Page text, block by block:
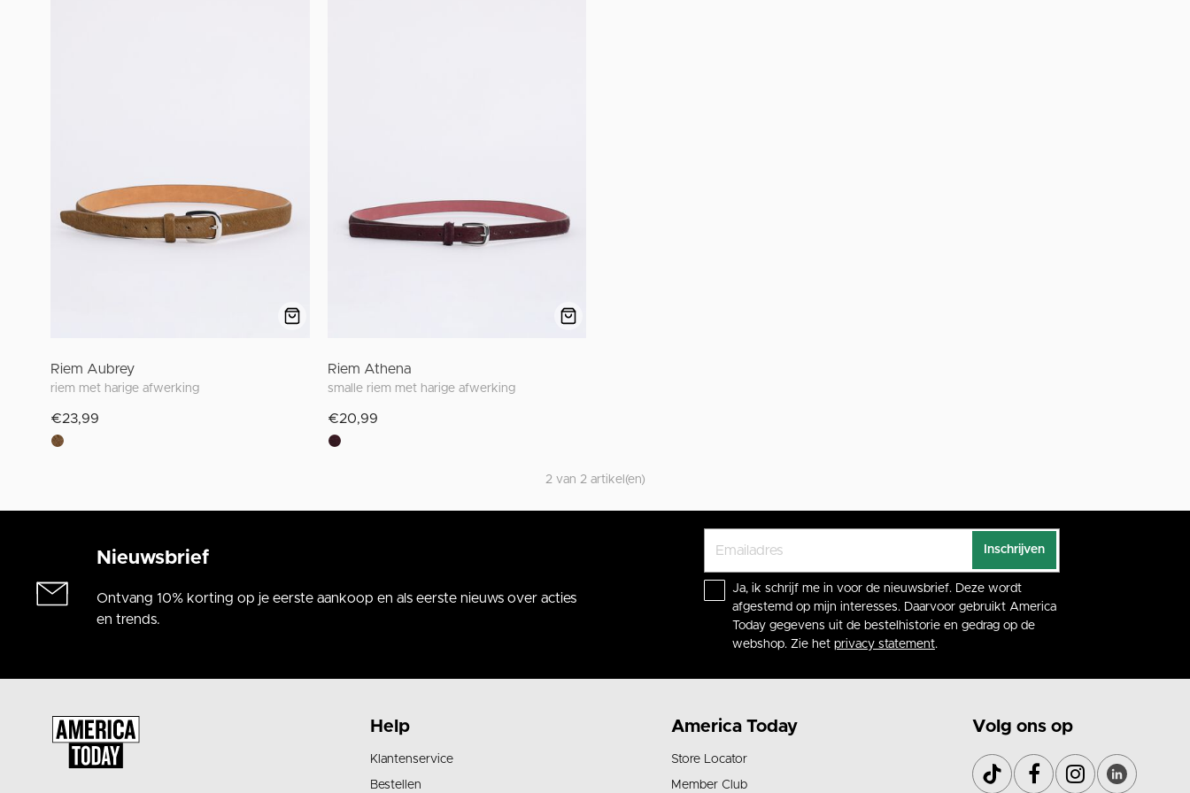
Riem Aubrey
riem met harige afwerking
€23,99
Riem Athena
smalle riem met harige afwerking
€20,99
2 van 2 artikel(en)
Nieuwsbrief
Ontvang 10% korting op je eerste aankoop en als eerste nieuws over acties
en trends.
Inschrijven
Ja, ik schrijf me in voor de nieuwsbrief. Deze wordt
afgestemd op mijn interesses. Daarvoor gebruikt America
Today gegevens uit de bestelhistorie en gedrag op de
webshop. Zie het privacy statement.
Help
Klantenservice
Bestellen
America Today
Store Locator
Member Club
Volg ons op